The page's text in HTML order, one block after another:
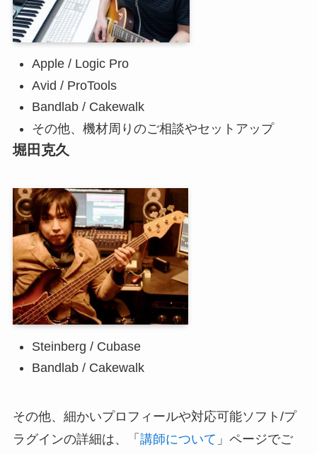
Apple / Logic Pro
Avid / ProTools
Bandlab / Cakewalk
その他、機材周りのご相談やセットアップ
堀田克久
Steinberg / Cubase
Bandlab / Cakewalk
その他、細かいプロフィールや対応可能ソフト/プ
ラグインの詳細は、「 講師について 」ページでご